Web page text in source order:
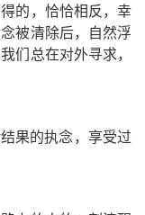
的，恰恰相反，幸
被清除后，自然浮
们总在对外寻求，
果的执念，享受过